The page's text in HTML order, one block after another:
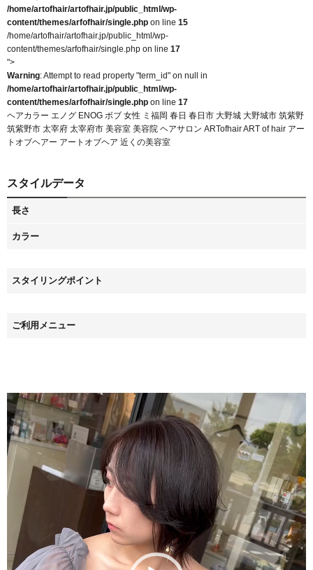
/home/artofhair/artofhair.jp/public_html/wp-
content/themes/arfofhair/single.php on line 15
/home/artofhair/artofhair.jp/public_html/wp-
content/themes/arfofhair/single.php on line 17
">
Warning: Attempt to read property "term_id" on null in
/home/artofhair/artofhair.jp/public_html/wp-
content/themes/arfofhair/single.php on line 17
ヘアカラー エノグ ENOG ボブ 女性 ミ福岡 春日 春日市 大野城 大野城市 筑紫野
筑紫野市 太宰府 太宰府市 美容室 美容院 ヘアサロン ARTofhair ART of hair アー
トオブヘアー アートオブヘア 近くの美容室
スタイルデータ
長さ
カラー
スタイリングポイント
ご利用メニュー
動
画
プ
レ
ー
ヤ
ー